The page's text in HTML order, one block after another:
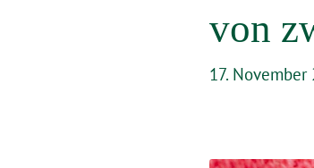
von
17. November